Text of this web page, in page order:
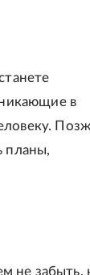
в
планы,
не забыть,